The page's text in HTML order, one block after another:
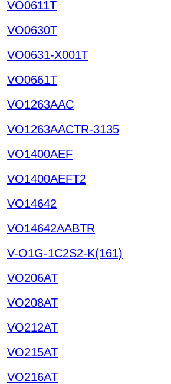
VO0611T
VO0630T
VO0631-X001T
VO0661T
VO1263AAC
VO1263AACTR-3135
VO1400AEF
VO1400AEFT2
VO14642
VO14642AABTR
V-O1G-1C2S2-K(161)
VO206AT
VO208AT
VO212AT
VO215AT
VO216AT